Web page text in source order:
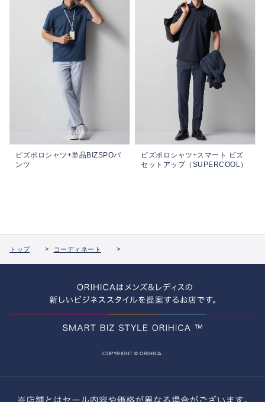
ビズポロシャツ+単品BIZSPOパ
ンツ
ビズポロシャツ+スマート ビズ
セットアップ（SUPERCOOL）
トップ コーディネート
COPYRIGHT © ORIHICA.